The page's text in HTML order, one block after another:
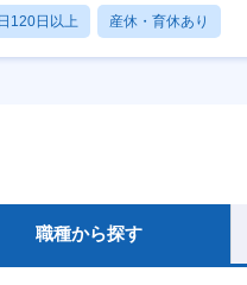
120日以上 産休・育休あり
業20時間以内
職種から探す